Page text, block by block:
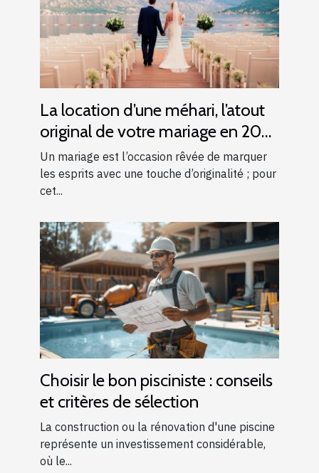
La location d’une méhari, l’atout
original de votre mariage en 2025
!Un mariage est l’occasion rêvée de marquer
les esprits avec une touche d’originalité ; pour
cet...
Choisir le bon pisciniste : conseils
et critères de sélection
La construction ou la rénovation d'une piscine
représente un investissement considérable,
où le...